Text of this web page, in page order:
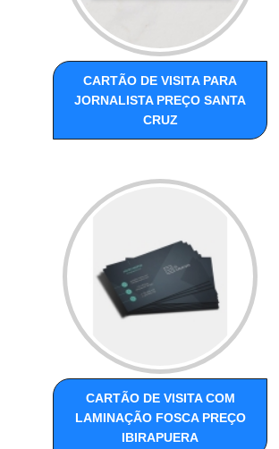
CARTÃO DE VISITA PARA
JORNALISTA PREÇO SANTA
CRUZ
CARTÃO DE VISITA COM
LAMINAÇÃO FOSCA PREÇO
IBIRAPUERA